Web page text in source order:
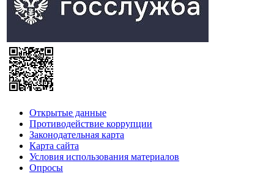
Открытые данные
Противодействие коррупции
Законодательная карта
Карта сайта
Условия использования материалов
Опросы